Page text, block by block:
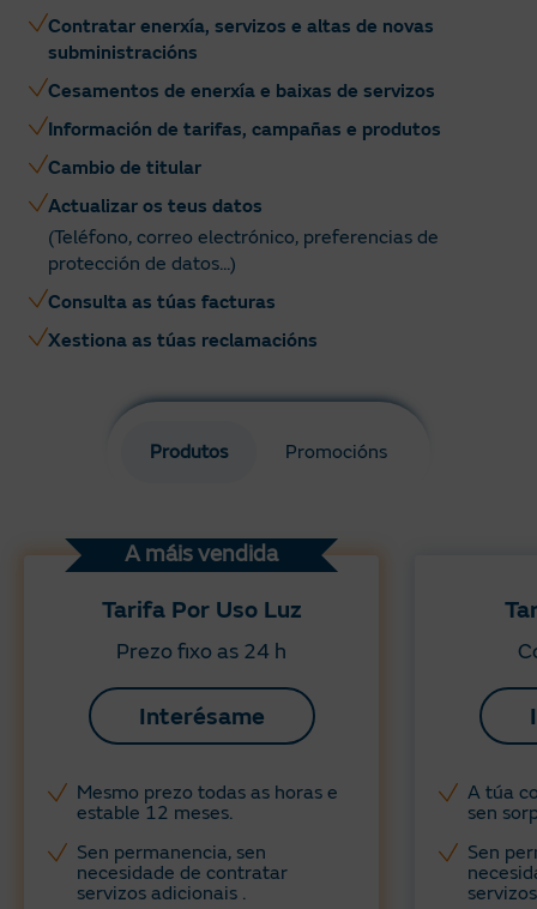
Contratar enerxía, servizos e altas de novas
subministracións
Cesamentos de enerxía e baixas de servizos
Información de tarifas, campañas e produtos
Cambio de titular
Actualizar os teus datos
(Teléfono, correo electrónico, preferencias de
protección de datos...)
Consulta as túas facturas
Xestiona as túas reclamacións
Produtos Promocións
A máis vendida
Tarifa Por Uso Luz
Prezo fixo as 24 h
Interésame
Mesmo prezo todas as horas e
estable 12 meses.
Sen permanencia, sen
necesidade de contratar
servizos adicionais .
A túa
sen
Sen